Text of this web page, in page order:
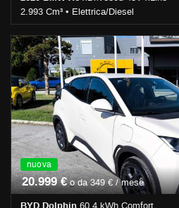
2.993 Cm³ • Elettrica/Diesel
108.000 Km • Cambio Automatico (8)
5 Porte • ABS • Airbag • Airbag
Airbag testa • Alzacristalli elettrici •
Bluetooth • Cerchi in lega • Chiusura
• Controllo trazione • Cruise Control •
antiparticolato • Immobilizzatore
Distance Control • Regolazione
sdoppiato • Servosterzo • Navigatore
laterali elettrici • Telecamera per
nuova
20.999 €o da 349 € / mese
60,4 kWh Comfort